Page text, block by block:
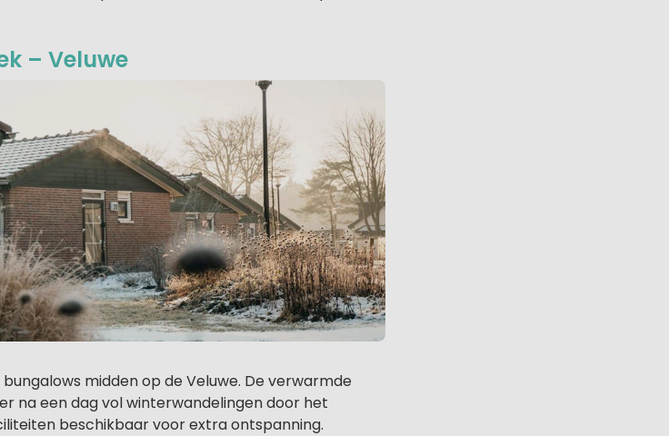
– Veluwe
midden op de Veluwe. De verwarmde
na een dag vol winterwandelingen door het
beschikbaar voor extra ontspanning.